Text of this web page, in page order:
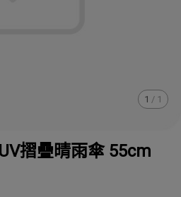
1 / 1
摺疊晴雨傘 55cm